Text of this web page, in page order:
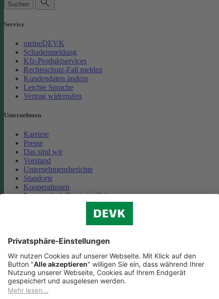
Suchen
Service
meineDEVK
Schadenmeldung
Kfz-Produktservices
Rechtsschutz-Fall melden
Kundendaten ändern
Leichte Sprache
Vertrag widerrufen
Unternehmen
Karriere
Presse
Das sind wir
Vorstand
Unternehmensberichte
Standorte
Kooperationen
Partnerschaft Deutsche Bahn
Cookie-Einstellungen
Datenschutz
Impressum